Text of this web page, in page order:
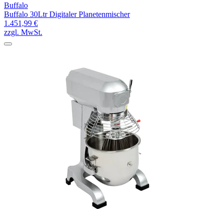
Buffalo
Buffalo 30Ltr Digitaler Planetenmischer
1.451,99 €
zzgl. MwSt.